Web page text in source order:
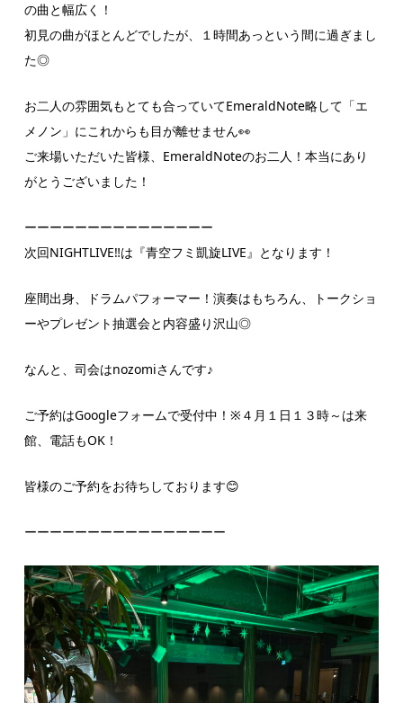
の曲と幅広く！
初見の曲がほとんどでしたが、１時間あっという間に過ぎまし
た◎
お二人の雰囲気もとても合っていてEmeraldNote略して「エ
メノン」にこれからも目が離せません👀
ご来場いただいた皆様、EmeraldNoteのお二人！本当にあり
がとうございました！
ーーーーーーーーーーーーーーー
次回NIGHTLIVE‼は『青空フミ凱旋LIVE』となります！
座間出身、ドラムパフォーマー！演奏はもちろん、トークショ
ーやプレゼント抽選会と内容盛り沢山◎
なんと、司会はnozomiさんです♪
ご予約はGoogleフォームで受付中！※４月１日１３時～は来
館、電話もOK！
皆様のご予約をお待ちしております😊
ーーーーーーーーーーーーーーーー